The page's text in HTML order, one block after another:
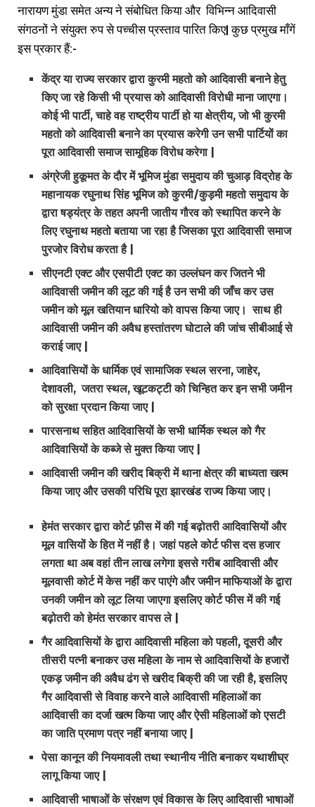
नारायण मुंडा समेत अन्य ने संबोधित किया और विभिन्न आदिवासी
संगठनों ने संयुक्त रुप से पच्चीस प्रस्ताव पारित किए| कुछ प्रमुख माँगें
इस प्रकार हैं:-
केंद्रयाराज्यसरकारद्वाराकुरमीमहतोकोआदिवासीबनानेहेतु
किएजारहेकिसीभीप्रयासकोआदिवासीविरोधीमानाजाएगा।
कोईभीपार्टी,चाहेवहराष्ट्रीयपार्टीहोयाक्षेत्रीय,जोभीकुरमी
महतोकोआदिवासीबनानेकाप्रयासकरेगीउनसभीपार्टियोंका
पूराआदिवासीसमाजसामूहिकविरोधकरेगा |
अंग्रेजीहुकूमतकेदौरमेंभूमिजमुंडासमुदायकीचुआड़विद्रोहके
महानायकरघुनाथसिंहभूमिजकोकुरमी/कुड़मीमहतोसमुदायके
द्वाराषड्यंत्रकेतहतअपनीजातीयगौरवकोस्थापितकरनेके
लिएरघुनाथमहतोबतायाजारहाहैजिसकापूराआदिवासीसमाज
पुरजोरविरोधकरताहै |
सीएनटीएक्टऔरएसपीटीएक्टकाउल्लंघनकरजितनेभी
आदिवासीजमीनकीलूटकीगईहैउनसभीकीजाँचकरउस
जमीनकोमूलखतियानधारियोकोवापसकियाजाए।साथही
आदिवासीजमीनकीअवैधहस्तांतरणघोटालेकीजांचसीबीआईसे
कराईजाए |
आदिवासियोंकेधार्मिकएवंसामाजिकस्थलसरना,जाहेर,
देशावली,जतरास्थल,खूटकट्टीकोचिन्हितकरइनसभीजमीन
कोसुरक्षाप्रदानकियाजाए |
पारसनाथसहितआदिवासियोंकेसभीधार्मिकस्थलकोगैर
आदिवासियोंकेकब्जेसेमुक्तकियाजाए |
आदिवासीजमीनकीखरीदबिक्रीमेंथानाक्षेत्रकीबाध्यताखत्म
कियाजाएऔरउसकीपरिधिपूराझारखंडराज्यकियाजाए।
हेमंतसरकारद्वाराकोर्टफ़ीसमेंकीगईबढ़ोतरीआदिवासियोंऔर
मूलवासियोंकेहितमेंनहींहै।जहांपहलेकोर्टफीसदसहजार
लगताथाअबवहांतीनलाखलगेगाइससेगरीबआदिवासीऔर
मूलवासीकोर्टमेंकेसनहींकरपाएंगेऔरजमीनमाफियाओंकेद्वारा
उनकीजमीनकोलूटलियाजाएगाइसलिएकोर्टफीसमेंकीगई
बढ़ोतरीकोहेमंतसरकारवापसले |
गैरआदिवासियोंकेद्वाराआदिवासीमहिलाकोपहली,दूसरीऔर
तीसरीपत्नीबनाकरउसमहिलाकेनामसेआदिवासियोंकेहजारों
एकड़जमीनकीअवैधढंगसेखरीदबिक्रीकीजारहीहै,इसलिए
गैरआदिवासीसेविवाहकरनेवालेआदिवासीमहिलाओंका
आदिवासीकादर्जाखत्मकियाजाएऔरऐसीमहिलाओंकोएसटी
काजातिप्रमाणपत्रनहींबनायाजाए |
पेसाकानूनकीनियमावलीतथास्थानीयनीतिबनाकरयथाशीघ्र
लागूकियाजाए |
आदिवासीभाषाओंकेसंरक्षणएवंविकासकेलिएआदिवासीभाषाओं